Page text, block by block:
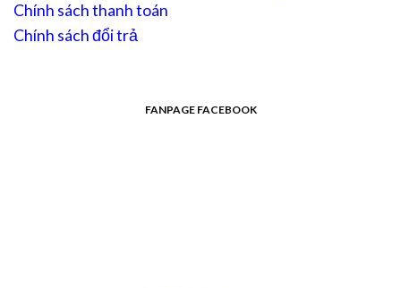
Chính sách thanh toán
Chính sách đổi trả
FANPAGE FACEBOOK